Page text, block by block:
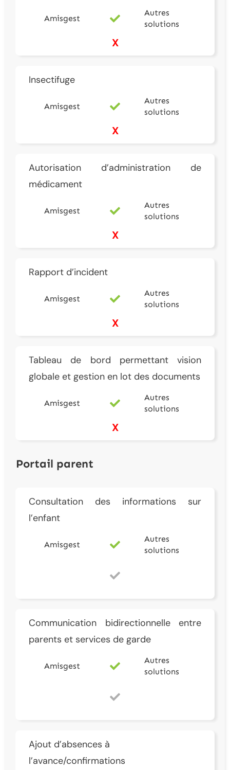
Amisgest
Autres
solutions
X
Insectifuge
Amisgest
Autres
solutions
X
Autorisation d’administration de
médicament
Amisgest
Autres
solutions
X
Rapport d’incident
Amisgest
Autres
solutions
X
Tableau de bord permettant vision
globale et gestion en lot des documents
Amisgest
Autres
solutions
X
Portail parent
Consultation des informations sur
l’enfant
Amisgest
Autres
solutions
Communication bidirectionnelle entre
parents et services de garde
Amisgest
Autres
solutions
Ajout d’absences à
l’avance/confirmations